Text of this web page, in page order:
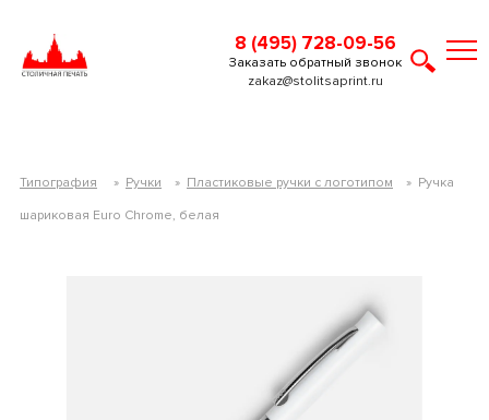
8 (495) 728-09-56
zakaz@stolitsaprint.ru
Заказать обратный звонок
Типография » Ручки » Пластиковые ручки с логотипом » Ручка
шариковая Euro Chrome, белая